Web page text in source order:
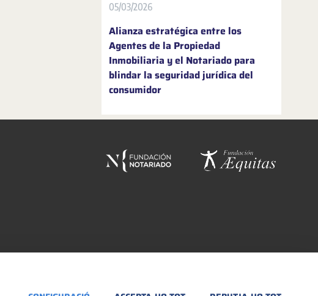
05/03/2026
Alianza estratégica entre los
Agentes de la Propiedad
Inmobiliaria y el Notariado para
blindar la seguridad jurídica del
consumidor